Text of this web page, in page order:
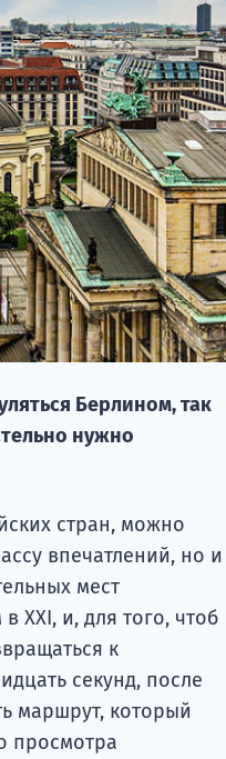
Берлином, так
нужно
стран, можно
впечатлений, но и
мест
XXI, и, для того, чтоб
к
секунд, после
маршрут, который
просмотра